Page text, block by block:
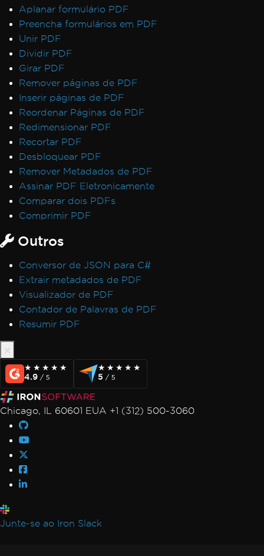
Aplanar formulário PDF
Preencha formulários em PDF
Unir PDF
Dividir PDF
Girar PDF
Remover páginas de PDF
Inserir páginas de PDF
Reordenar Páginas de PDF
Redimensionar PDF
Recortar PDF
Desbloquear PDF
Remover Metadados de PDF
Assinar PDF Eletronicamente
Comparar dois PDFs
Comprimir PDF
Outros
Conversor de JSON para C#
Extrair metadados de PDF
Visualizador de PDF
Contador de Palavras de PDF
Resumir PDF
★★★★★
★★★★★
4.9 / 5
★★★★★
★★★★★
5 / 5
Chicago, IL 60601 EUA +1 (312) 500-3060
Junte-se ao Iron Slack